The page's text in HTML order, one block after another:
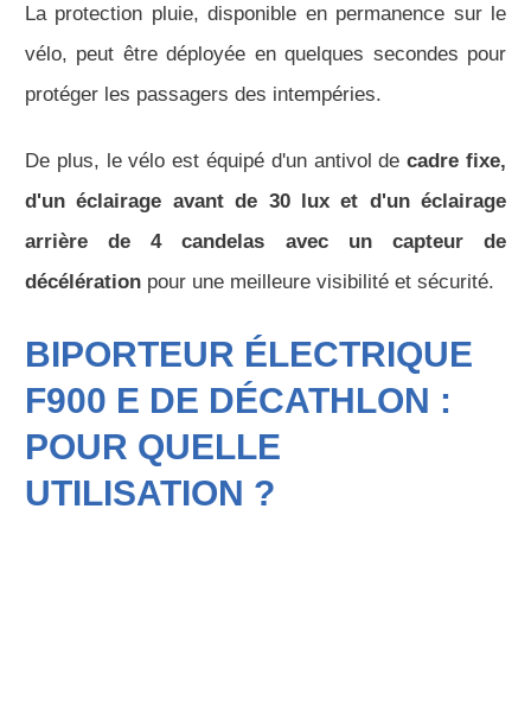
La protection pluie, disponible en permanence sur le
vélo, peut être déployée en quelques secondes pour
protéger les passagers des intempéries.
De plus, le vélo est équipé d'un antivol decadre fixe,
d'un éclairage avant de 30 lux et d'un éclairage
arrière de 4 candelas avec un capteur de
décélération pour une meilleure visibilité et sécurité.
BIPORTEUR ÉLECTRIQUE
F900 E DE DÉCATHLON :
POUR QUELLE
UTILISATION ?